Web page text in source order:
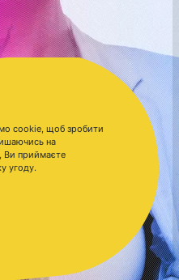
cookie, щоб зробити
на
Ви приймаєте
угоду.